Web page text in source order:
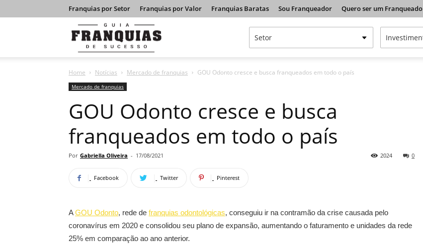
Franquias por Setor Franquias por Valor Franquias Baratas Sou Franqueador Quero ser um Franqueado
Franquias
Home Notícias Mercado de franquias GOU Odonto cresce e busca franqueados em todo o país
Mercado de franquias
GOU Odonto cresce e busca
franqueados em todo o país
Por Gabriella Oliveira - 17/08/2021 0
2024
Facebook Twitter Pinterest
AGOU Odonto, rede de franquias odontológicas, conseguiu ir na contramão da crise causada pelo
coronavírus em 2020 e consolidou seu plano de expansão, aumentando o faturamento e unidades da rede
25% em comparação ao ano anterior.